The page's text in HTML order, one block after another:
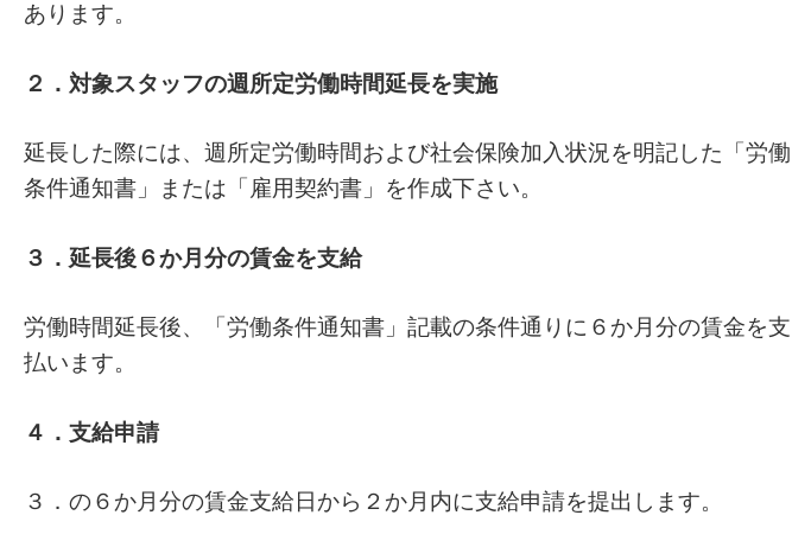
あります。
２．対象スタッフの週所定労働時間延長を実施
延長した際には、週所定労働時間および社会保険加入状況を明記した「労働
条件通知書」または「雇用契約書」を作成下さい。
３．延長後６か月分の賃金を支給
労働時間延長後、「労働条件通知書」記載の条件通りに６か月分の賃金を支
払います。
４．支給申請
３．の６か月分の賃金支給日から２か月内に支給申請を提出します。